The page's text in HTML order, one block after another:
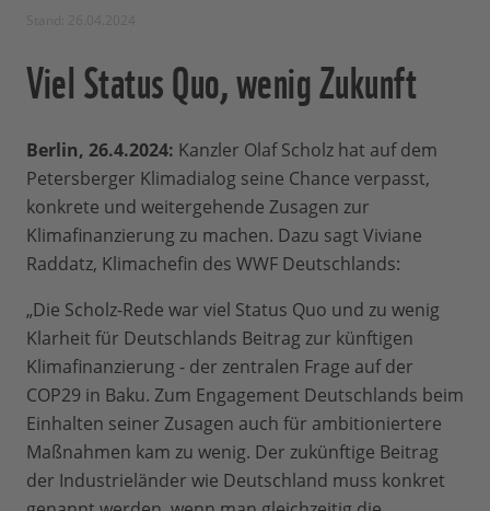
Viel Status Quo, wenig Zukunft
Berlin, 26.4.2024: Kanzler Olaf Scholz hat auf dem
Petersberger Klimadialog seine Chance verpasst,
konkrete und weitergehende Zusagen zur
Klimafinanzierung zu machen. Dazu sagt Viviane
Raddatz, Klimachefin des WWF Deutschlands:
„Die Scholz-Rede war viel Status Quo und zu wenig
Klarheit für Deutschlands Beitrag zur künftigen
Klimafinanzierung - der zentralen Frage auf der
COP29 in Baku. Zum Engagement Deutschlands beim
Einhalten seiner Zusagen auch für ambitioniertere
Maßnahmen kam zu wenig. Der zukünftige Beitrag
der Industrieländer wie Deutschland muss konkret